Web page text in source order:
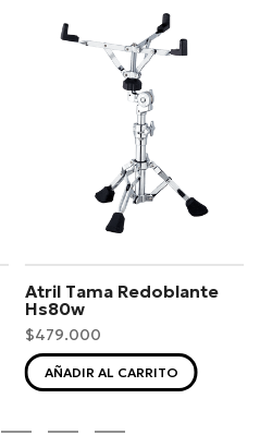
Atril Tama Redoblante
Hs80w
$479.000
AÑADIR AL CARRITO